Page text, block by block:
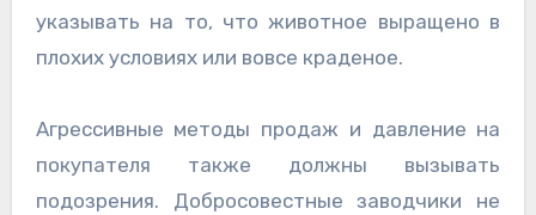
указывать на то, что животное выращено в
плохих условиях или вовсе краденое.
Агрессивные методы продаж и давление на
покупателя также должны вызывать
подозрения. Добросовестные заводчики не